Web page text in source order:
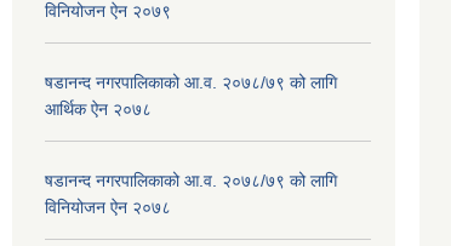
विनियोजन ऐन २०७९
षडानन्द नगरपालिकाको आ.व. २०७८/७९ को लागि
आर्थिक ऐन २०७८
षडानन्द नगरपालिकाको आ.व. २०७८/७९ को लागि
विनियोजन ऐन २०७८